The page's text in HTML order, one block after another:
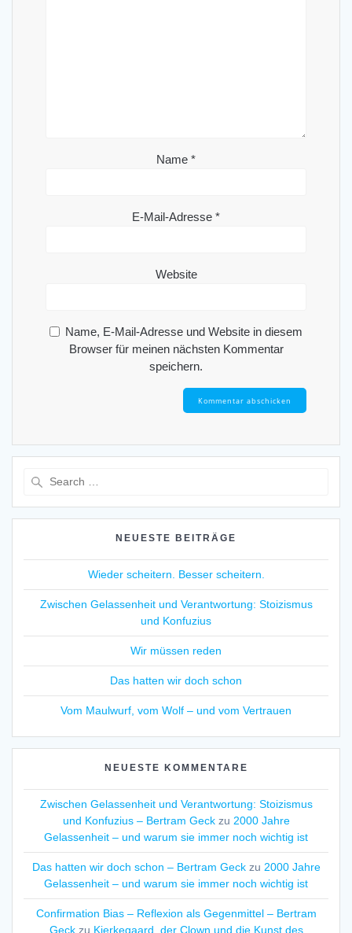
Name *
E-Mail-Adresse *
Website
Name, E-Mail-Adresse und Website in diesem
Browser für meinen nächsten Kommentar
speichern.
NEUESTE BEITRÄGE
Wieder scheitern. Besser scheitern.
Zwischen Gelassenheit und Verantwortung: Stoizismus
und Konfuzius
Wir müssen reden
Das hatten wir doch schon
Vom Maulwurf, vom Wolf – und vom Vertrauen
NEUESTE KOMMENTARE
Zwischen Gelassenheit und Verantwortung: Stoizismus
und Konfuzius – Bertram Geckzu 2000 Jahre
Gelassenheit – und warum sie immer noch wichtig ist
Das hatten wir doch schon – Bertram Geckzu 2000 Jahre
Gelassenheit – und warum sie immer noch wichtig ist
Confirmation Bias – Reflexion als Gegenmittel – Bertram
Geckzu Kierkegaard, der Clown und die Kunst des